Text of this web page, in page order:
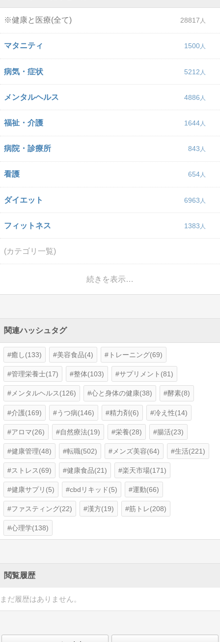
※健康と医療(全て) 28817
マタニティ 1500
病気・症状 5212
メンタルヘルス 4886
福祉・介護 1644
病院・診療所 843
看護 654
ダイエット 6963
フィットネス 1383
(カテゴリ一覧)
続きを表示…
関連ハッシュタグ
癒し(133) 美容食品(4) トレーニング(69)
管理栄養士(17) 整体(103) サプリメント(81)
メンタルヘルス(126) 心と身体の健康(38) 酵素(8)
介護(169) うつ病(146) 精力剤(6) 冷え性(14)
アロマ(26) 自然療法(19) 栄養(28) 腸活(23)
健康管理(48) 転職(502) メンズ美容(64) 生活(221)
ストレス(69) 健康食品(21) 楽天市場(171)
健康サプリ(5) cbdリキッド(5) 運動(66)
ファスティング(22) 漢方(19) 筋トレ(208)
心理学(138)
閲覧履歴
まだ履歴はありません。